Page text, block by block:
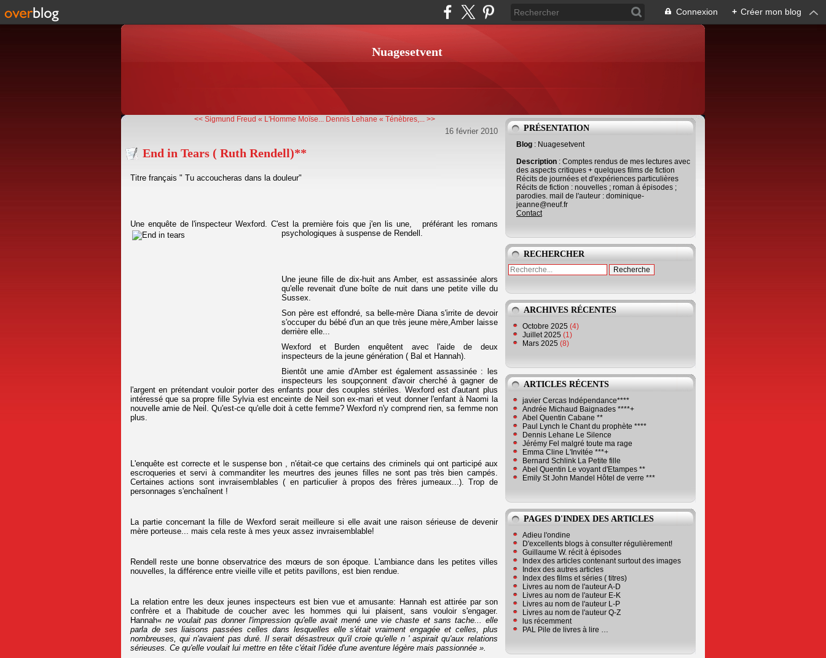
Connexion + Créer mon blog
Nuagesetvent
<< Sigmund Freud « L'Homme Moïse... Dennis Lehane « Ténèbres,... >>
16 février 2010
End in Tears ( Ruth Rendell)**
Titre français " Tu accoucheras dans la douleur"
Une enquête de l'inspecteur Wexford. C'est la première fois que j'en lis une, préférant les romans
psychologiques à suspense de Rendell.
Une jeune fille de dix-huit ans Amber, est assassinée alors
qu'elle revenait d'une boîte de nuit dans une petite ville du
Sussex.
Son père est effondré, sa belle-mère Diana s'irrite de devoir
s'occuper du bébé d'un an que très jeune mère,Amber laisse
derrière elle...
Wexford et Burden enquêtent avec l'aide de deux
inspecteurs de la jeune génération ( Bal et Hannah).
Bientôt une amie d'Amber est également assassinée : les
inspecteurs les soupçonnent d'avoir cherché à gagner de
l'argent en prétendant vouloir porter des enfants pour des couples stériles. Wexford est d'autant plus
intéressé que sa propre fille Sylvia est enceinte de Neil son ex-mari et veut donner l'enfant à Naomi la
nouvelle amie de Neil. Qu'est-ce qu'elle doit à cette femme? Wexford n'y comprend rien, sa femme non
plus.
L'enquête est correcte et le suspense bon , n'était-ce que certains des criminels qui ont participé aux
escroqueries et servi à commanditer les meurtres des jeunes filles ne sont pas très bien campés.
Certaines actions sont invraisemblables ( en particulier à propos des frères jumeaux...). Trop de
personnages s'enchaînent !
La partie concernant la fille de Wexford serait meilleure si elle avait une raison sérieuse de devenir
mère porteuse... mais cela reste à mes yeux assez invraisemblable!
Rendell reste une bonne observatrice des mœurs de son époque. L'ambiance dans les petites villes
nouvelles, la différence entre vieille ville et petits pavillons, est bien rendue.
La relation entre les deux jeunes inspecteurs est bien vue et amusante: Hannah est attirée par son
confrère et a l'habitude de coucher avec les hommes qui lui plaisent, sans vouloir s'engager.
Hannah«ne voulait pas donner l'impression qu'elle avait mené une vie chaste et sans tache... elle
parla de ses liaisons passées celles dans lesquelles elle s'était vraiment engagée et celles, plus
nombreuses, qui n'avaient pas duré. Il serait désastreux qu'il croie qu'elle n ' aspirait qu'aux relations
sérieuses. Ce qu'elle voulait lui mettre en tête c'était l'idée d'une aventure légère mais passionnée ».
PRÉSENTATION
Blog : Nuagesetvent
Description : Comptes rendus de mes lectures avec
des aspects critiques + quelques films de fiction
Récits de journées et d'expériences particulières
Récits de fiction : nouvelles ; roman à épisodes ;
parodies. mail de l'auteur : dominique-
jeanne@neuf.fr
Contact
RECHERCHER
ARCHIVES RÉCENTES
Octobre 2025 (4)
Juillet 2025 (1)
Mars 2025 (8)
ARTICLES RÉCENTS
javier Cercas Indépendance****
Andrée Michaud Baignades ****+
Abel Quentin Cabane **
Paul Lynch le Chant du prophète ****
Dennis Lehane Le Silence
Jérémy Fel malgré toute ma rage
Emma Cline L'Invitée ***+
Bernard Schlink La Petite fille
Abel Quentin Le voyant d'Etampes **
Emily St John Mandel Hôtel de verre ***
PAGES D'INDEX DES ARTICLES
Adieu l'ondine
D'excellents blogs à consulter régulièrement!
Guillaume W. récit à épisodes
Index des articles contenant surtout des images
Index des autres articles
Index des films et séries ( titres)
Livres au nom de l'auteur A-D
Livres au nom de l'auteur E-K
Livres au nom de l'auteur L-P
Livres au nom de l'auteur Q-Z
lus récemment
PAL Pile de livres à lire …